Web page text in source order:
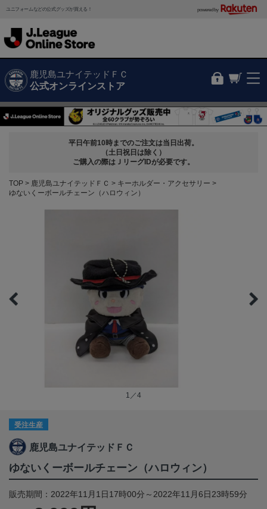
ユニフォームなどの公式グッズが買える！ powered by
鹿児島ユナイテッドＦＣ
公式オンラインストア
平日午前10時までのご注文は当日出荷。
（土日祝日は除く）
ご購入の際はＪリーグIDが必要です。
TOP 鹿児島ユナイテッドＦＣ
キーホルダー・アクセサリー
ゆないくーボールチェーン（ハロウィン）
1／4
受注生産
鹿児島ユナイテッドＦＣ
ゆないくーボールチェーン（ハロウィン）
販売期間：2022年11月1日17時00分～2022年11月6日23時59分